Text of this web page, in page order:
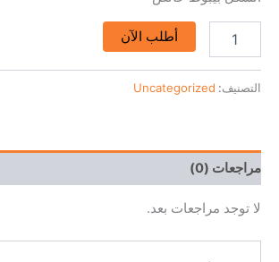
أطلب الآن
التصنيف: Uncategorized
مراجعات (0)
لا توجد مراجعات بعد.